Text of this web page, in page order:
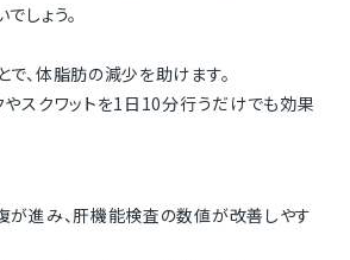
しょう。
、体脂肪の減少を助けます。
やスクワットを1日10分行うだけでも効果
が進み、肝機能検査の数値が改善しやす